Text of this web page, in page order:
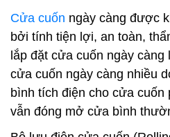
Cửa cuốn ngày càng được
bởi tính tiện lợi, an toàn,
lắp đặt cửa cuốn ngày
cửa cuốn ngày càng nhiều
bình tích điện cho cửa cuốn
vẫn đóng mở cửa bình